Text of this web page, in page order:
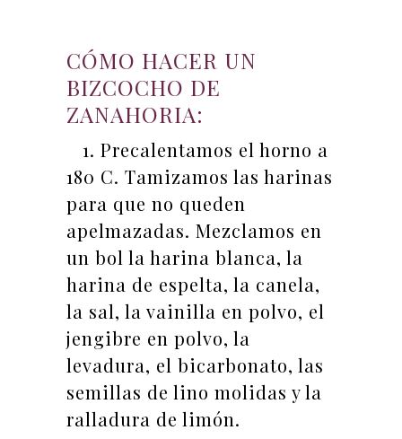
CÓMO HACER UN
BIZCOCHO DE
ZANAHORIA:
1. Precalentamos el horno a
180 C. Tamizamos las harinas
para que no queden
apelmazadas. Mezclamos en
un bol la harina blanca, la
harina de espelta, la canela,
la sal, la vainilla en polvo, el
jengibre en polvo, la
levadura, el bicarbonato, las
semillas de lino molidas y la
ralladura de limón.